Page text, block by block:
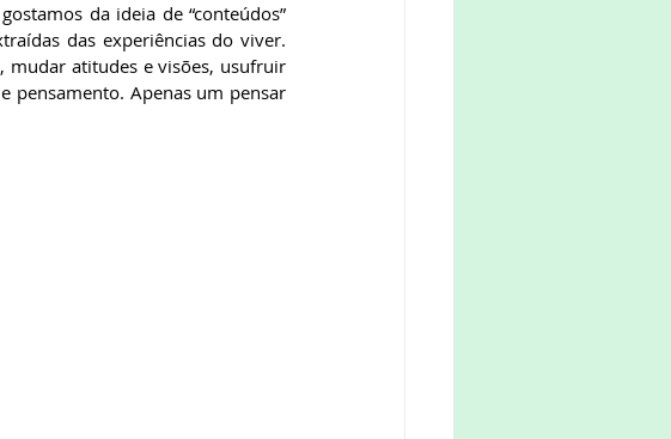
da ideia de “conteúdos”
das experiências do viver.
mudar atitudes e visões, usufruir
pensamento. Apenas um pensar